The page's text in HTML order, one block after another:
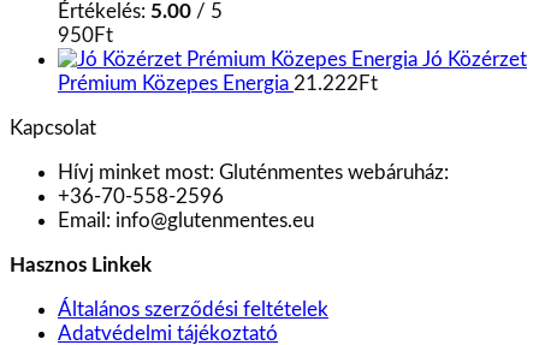
Értékelés: 5.00 / 5
950Ft
Jó Közérzet
Prémium Közepes Energia 21.222 Ft
Kapcsolat
Hívj minket most: Gluténmentes webáruház:
+36-70-558-2596
Email: info@glutenmentes.eu
Hasznos Linkek
Általános szerződési feltételek
Adatvédelmi tájékoztató